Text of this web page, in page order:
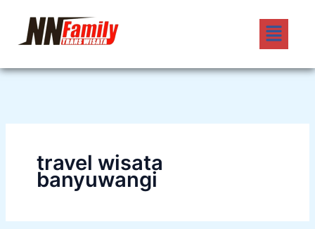
konten
Menu
travel wisata
banyuwangi